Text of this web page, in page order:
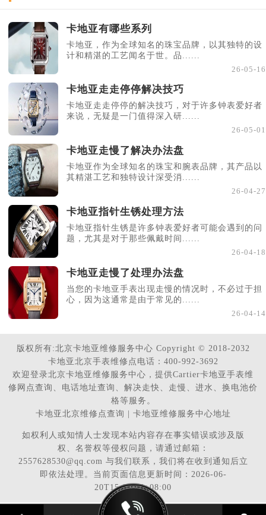
卡地亚有哪些系列
卡地亚，作为全球知名的珠宝品牌，以其独特的设
计和精湛的工艺闻名于世。品......
26-05-16
卡地亚走走停停解决技巧
卡地亚走走停停的解决技巧，对于许多钟表爱好者
来说，无疑是一门值得深入研......
26-05-01
卡地亚走慢了解决办法盘
卡地亚作为全球知名的珠宝和腕表品牌，其产品以
其精湛工艺和独特设计深受消......
26-04-27
卡地亚指针生锈处理方法
卡地亚指针生锈是许多钟表爱好者可能会遇到的问
题，尤其是对于那些佩戴时间......
26-04-18
卡地亚走慢了处理办法盘
当您的卡地亚手表出现走慢的情况时，不必过于担
心，因为这通常是由于常见的......
26-04-14
版权所有:北京卡地亚维修服务中心 Copyright © 2018-2032
卡地亚北京手表维修点电话：400-992-3692
欢迎登录北京卡地亚维修服务中心，提供Cartier卡地亚手表维
修网点查询、电话地址查询、解决走快、走慢、进水、换电池价
格等服务。
卡地亚北京维修点查询 | 卡地亚维修服务中心地址
如权利人或知情人士发现本站内容存在事实错误或涉及版
权、名誉权等侵权问题，请通过邮箱：
2557628530@qq.com 与我们联系，我们将在收到通知后立
即依法处理。当前页面信息更新时间：2026-06-
20T15:08:46+08:00